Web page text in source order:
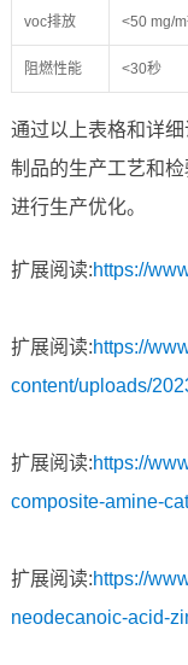
voc排放 <50 mg/
阻燃性能 <30秒
通过以上表格和详
制品的生产工艺和
进行生产优化。
扩展阅读:https://
扩展阅读:https://
content/uploads/
扩展阅读:https://
composite-amine-
扩展阅读:https://
neodecanoic-acid-